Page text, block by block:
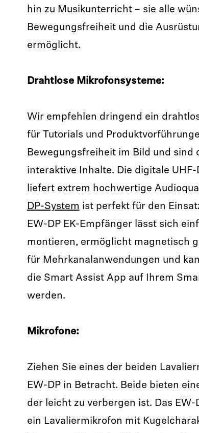
hin zu Musikunterricht – sie alle
Bewegungsfreiheit und die
ermöglicht.
Drahtlose Mikrofonsysteme:
Wir empfehlen dringend ein
für Tutorials und
Bewegungsfreiheit im Bild und sind
interaktive Inhalte. Die digitale
liefert extrem hochwertige
DP-System ist perfekt für den
EW-DP EK-Empfänger lässt sich
montieren, ermöglicht magnetisch
für Mehrkanalanwendungen und
die Smart Assist App auf Ihrem
werden.
Mikrofone:
Ziehen Sie eines der beiden
EW-DP in Betracht. Beide bieten
der leicht zu verbergen ist. Das EW-
ein Lavaliermikrofon mit